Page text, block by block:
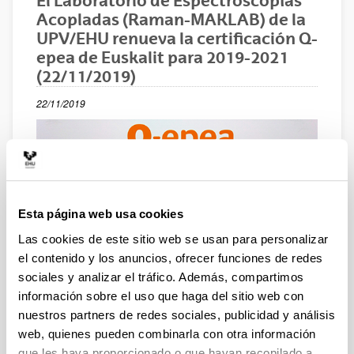
Esta página web usa cookies
Las cookies de este sitio web se usan para personalizar
el contenido y los anuncios, ofrecer funciones de redes
sociales y analizar el tráfico. Además, compartimos
información sobre el uso que haga del sitio web con
nuestros partners de redes sociales, publicidad y análisis
web, quienes pueden combinarla con otra información
Acopladas (Raman-MAKLAB) de la
UPV/EHU renueva la certificación Q-
epea de Euskalit para 2019-2021
(22/11/2019)
22/11/2019